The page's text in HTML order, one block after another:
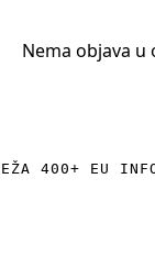
Nema objava
400+ EU